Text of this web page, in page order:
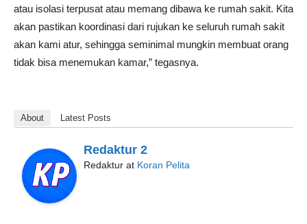
atau isolasi terpusat atau memang dibawa ke rumah sakit. Kita
akan pastikan koordinasi dari rujukan ke seluruh rumah sakit
akan kami atur, sehingga seminimal mungkin membuat orang
tidak bisa menemukan kamar,” tegasnya.
About Latest Posts
Redaktur 2
Redaktur at Koran Pelita